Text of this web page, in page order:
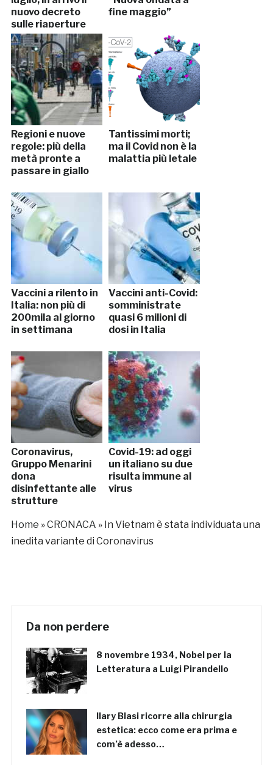
nuovo decreto
sulle riaperture
fine maggio”
Regioni e nuove
regole: più della
metà pronte a
passare in giallo
Tantissimi morti;
ma il Covid non è la
malattia più letale
Vaccini a rilento in
Italia: non più di
200mila al giorno
in settimana
Vaccini anti-Covid:
somministrate
quasi 6 milioni di
dosi in Italia
Coronavirus,
Gruppo Menarini
dona
disinfettante alle
strutture
Covid-19: ad oggi
un italiano su due
risulta immune al
virus
Home »CRONACA » In Vietnam è stata individuata una
inedita variante di Coronavirus
Da non perdere
8 novembre 1934, Nobel per la
Letteratura a Luigi Pirandello
Ilary Blasi ricorre alla chirurgia
estetica: ecco come era prima e
com’è adesso…